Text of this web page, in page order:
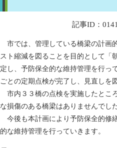
記事ID：
市では、管理している橋梁の計画
スト縮減を図ることを目的として「
定し、予防保全的な維持管理を行っ
ごとの定期点検が完了し、見直しを
市内３３橋の点検を実施したとこ
な損傷のある橋梁はありませんでした
今後も本計画により予防保全的修
的な維持管理を行っていきます。